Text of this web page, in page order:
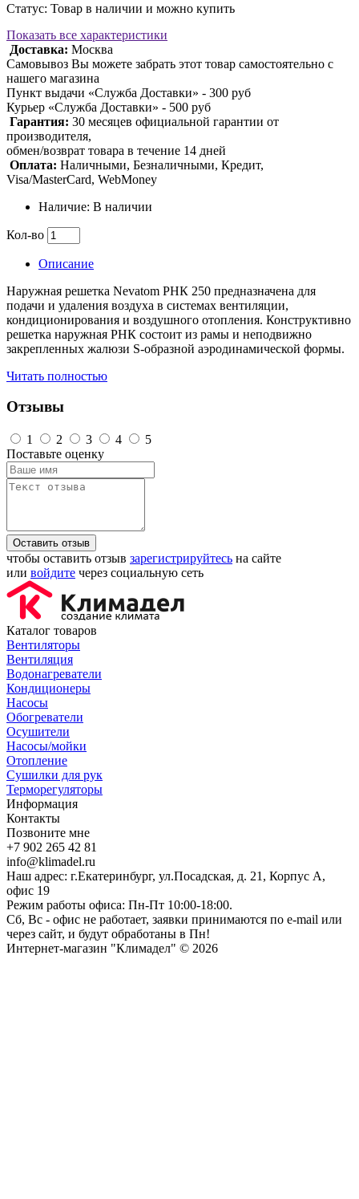
Статус: Товар в наличии и можно купить
Показать все характеристики
Доставка: Москва
Самовывоз Вы можете забрать этот товар самостоятельно с
нашего магазина
Пункт выдачи «Служба Доставки» - 300 руб
Курьер «Служба Доставки» - 500 руб
Гарантия: 30 месяцев официальной гарантии от
производителя,
обмен/возврат товара в течение 14 дней
Оплата: Наличными, Безналичными, Кредит,
Visa/MasterCard, WebMoney
Наличие: В наличии
Кол-во
Описание
Наружная решетка Nevatom РНК 250 предназначена для
подачи и удаления воздуха в системах вентиляции,
кондиционирования и воздушного отопления. Конструктивно
решетка наружная РНК состоит из рамы и неподвижно
закрепленных жалюзи S-образной аэродинамической формы.
Читать полностью
Отзывы
1 2 3 4
5
Поставьте оценку
Оставить отзыв
чтобы оставить отзыв зарегистрируйтесь на сайте
или войдите через социальную сеть
Каталог товаров
Вентиляторы
Вентиляция
Водонагреватели
Кондиционеры
Насосы
Обогреватели
Осушители
Насосы/мойки
Отопление
Сушилки для рук
Терморегуляторы
Информация
Контакты
Позвоните мне
+7 902 265 42 81
info@klimadel.ru
Наш адрес: г.Екатеринбург, ул.Посадская, д. 21, Корпус А,
офис 19
Режим работы офиса: Пн-Пт 10:00-18:00.
Сб, Вс - офис не работает, заявки принимаются по e-mail или
через сайт, и будут обработаны в Пн!
Интернет-магазин "Климадел" © 2026